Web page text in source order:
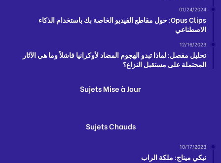
01/24/2024
Opus Clips: حول مقاطع الفيديو الخاصة بك باستخدام الذكاء
الاصطناعي
12/16/2023
تحليل مفصل: لماذا تبدو الهجوم المضاد لأوكرانيا فاشلاً وما هي الآثار
المحتملة على مستقبل النزاع؟
Sujets Mise à Jour
Sujets Chauds
10/17/2023
نيكي ميناج: ملكة الراب